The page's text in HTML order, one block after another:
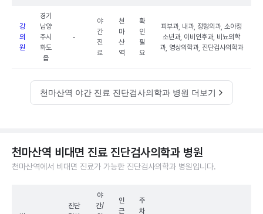
강
의
원
경기
남양
주시
화도
읍
-
야
간
진
료
천
마
산
역
확
인
필
요
피부과, 내과, 정형외과, 소아청
소년과, 이비인후과, 비뇨의학
과, 영상의학과, 진단검사의학과
천마산역 야간 진료 진단검사의학과 병원 더보기
천마산역 비대면 진료 진단검사의학과 병원
천마산역에서 비대면 진료가 가능한 진단검사의학과 병원입니다.
진단
야
간/
인
근
주
차